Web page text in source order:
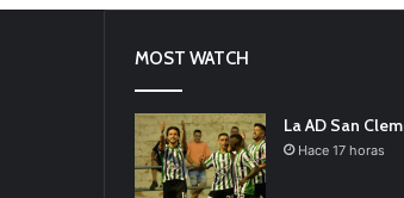
MOST WATCH
La AD San
Hace 17 horas